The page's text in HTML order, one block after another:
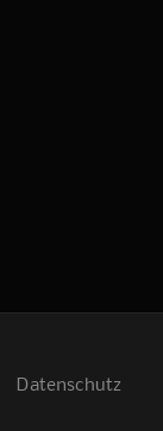
Datenschutz